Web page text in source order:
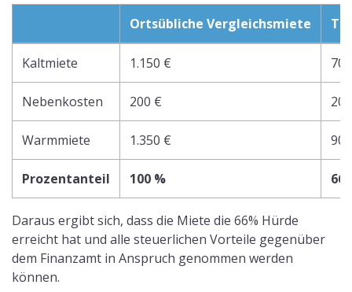
Ortsübliche Vergleichsmiete
Kaltmiete 1.150 €
Nebenkosten 200 €
Warmmiete 1.350 €
Prozentanteil 100 %
Daraus ergibt sich, dass die Miete die 66% Hürde
erreicht hat und alle steuerlichen Vorteile gegenüber
dem Finanzamt in Anspruch genommen werden
können.